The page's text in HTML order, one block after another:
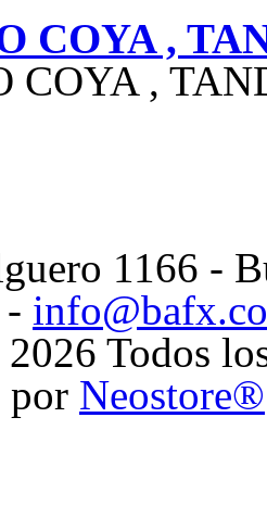
COYA ,
COYA ,
1166 -
Todos
por Neostore®